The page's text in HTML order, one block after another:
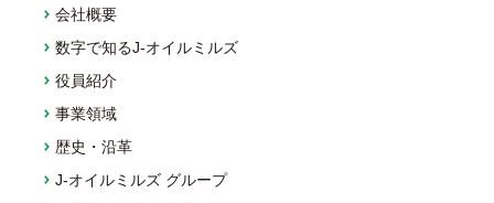
会社概要
数字で知るJ-オイルミルズ
役員紹介
事業領域
歴史・沿革
J-オイルミルズ グループ